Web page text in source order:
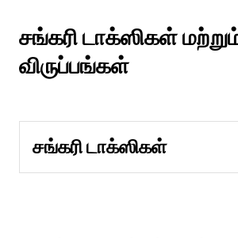
சங்கரி டாக்ஸிகள்
விருப்பங்கள்
சங்கரி டாக்ஸிகள்